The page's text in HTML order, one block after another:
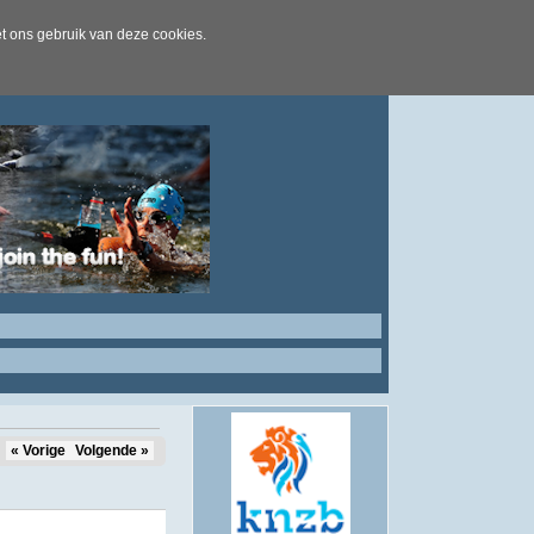
ons gebruik van deze cookies.
« Vorige Volgende »